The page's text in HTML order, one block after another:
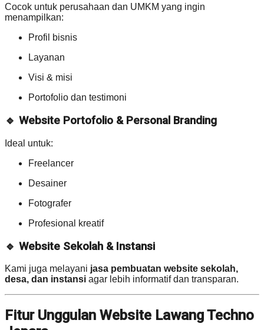
Cocok untuk perusahaan dan UMKM yang ingin
menampilkan:
Profil bisnis
Layanan
Visi & misi
Portofolio dan testimoni
🔹 Website Portofolio & Personal Branding
Ideal untuk:
Freelancer
Desainer
Fotografer
Profesional kreatif
🔹 Website Sekolah & Instansi
Kami juga melayani jasa pembuatan website sekolah,
desa, dan instansi agar lebih informatif dan transparan.
Fitur Unggulan Website Lawang Techno